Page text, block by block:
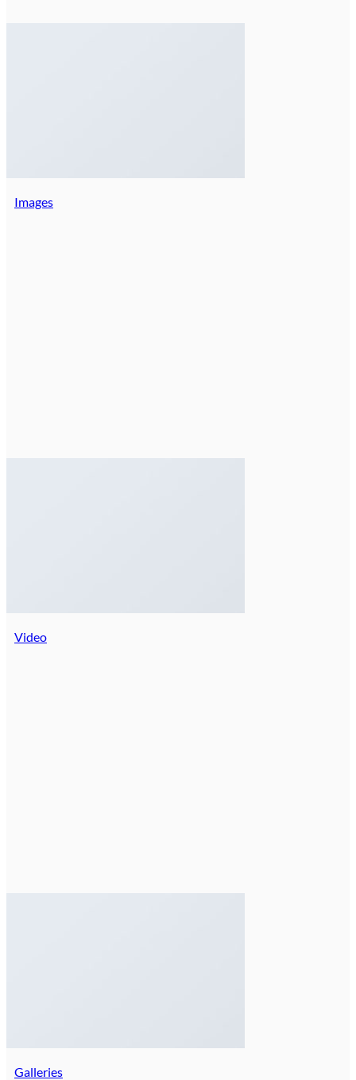
Images
Video
Galleries